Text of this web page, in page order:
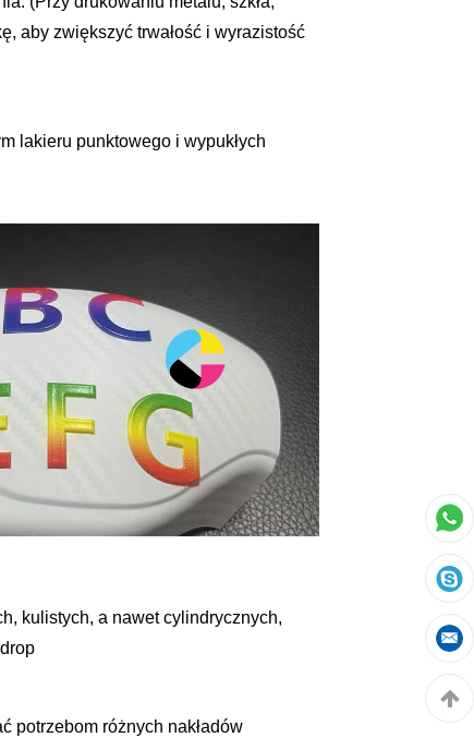
aby zwiększyć trwałość i wyrazistość
lakieru punktowego i wypukłych
kulistych, a nawet cylindrycznych,
potrzebom różnych nakładów